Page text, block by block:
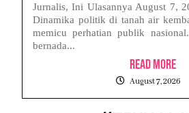
Jurnalis, Ini Ulasannya August 7,
Dinamika politik di tanah air
memicu perhatian publik
bernada...
Read More
August 7, 2026